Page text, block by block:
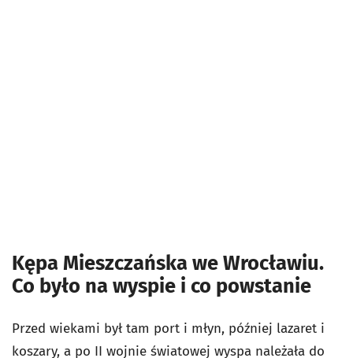
Kępa Mieszczańska we Wrocławiu.
Co było na wyspie i co powstanie
Przed wiekami był tam port i młyn, później lazaret i
koszary, a po II wojnie światowej wyspa należała do